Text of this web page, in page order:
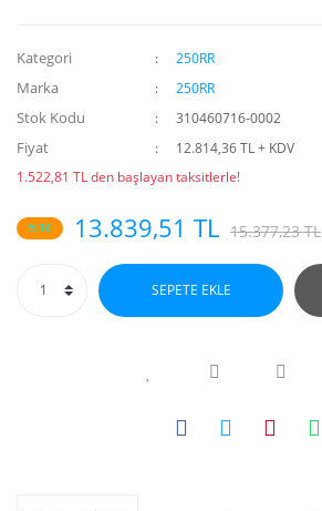
Kategori 250RR
Marka 250RR
Stok Kodu 310460716-0002
Fiyat
12.814,36 TL + KDV
1.522,81 TL den başlayan taksitlerle!
%10 13.839,51 TL 15.377,23 TL
SEPETE EKLE